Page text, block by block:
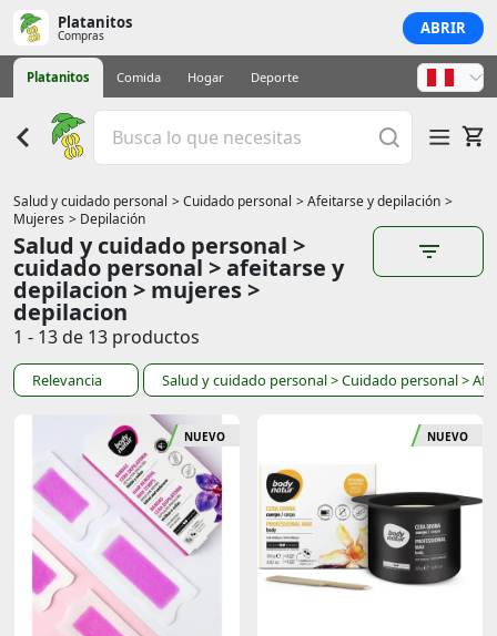
Platanitos
Compras ABRIR
Platanitos Comida Hogar Deporte
Salud y cuidado personal > Cuidado personal > Afeitarse y depilación >
Mujeres > Depilación
Salud y cuidado personal >
cuidado personal > afeitarse y
depilacion > mujeres >
depilacion
1 - 13 de 13 productos
Relevancia Salud y cuidado personal> Cuidado personal>
NUEVO NUEVO